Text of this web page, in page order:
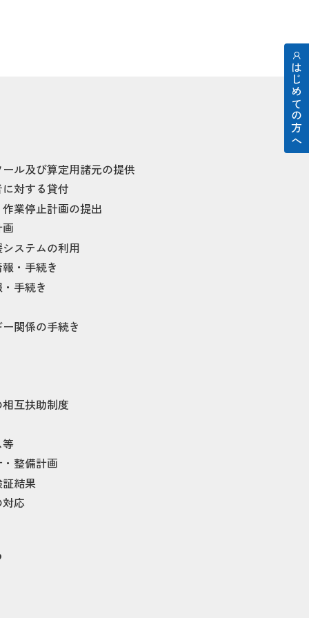
はじめての方へ
ル及び算定用諸元の提供
対する貸付
業停止計画の提出
ステムの利用
・手続き
手続き
関係の手続き
互扶助制度
整備計画
結果
応